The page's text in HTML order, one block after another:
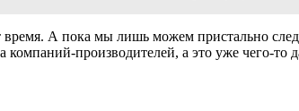
время. А пока мы лишь можем пристально
производителей, а это уже чего-то